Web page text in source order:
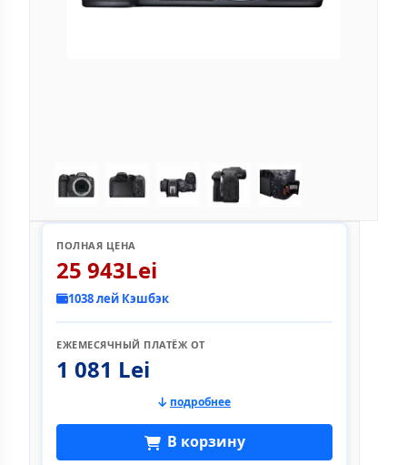
ПОЛНАЯ ЦЕНА
25 943Lei
1038 лей Кэшбэк
ЕЖЕМЕСЯЧНЫЙ ПЛАТЁЖ ОТ
1 081 Lei
подробнее
В корзину